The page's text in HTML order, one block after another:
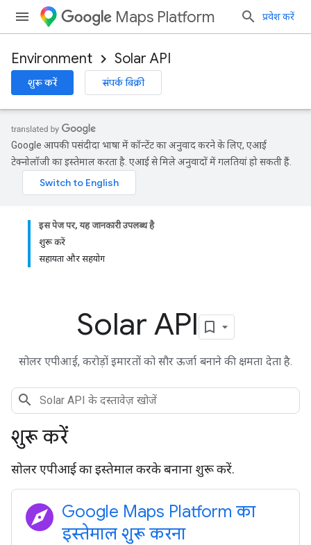
Maps Platform प्रवेश करें
Environment Solar API
शुरू करें संपर्क बिक्री
Google आपकी पसंदीदा भाषा में कॉन्टेंट का अनुवाद करने के लिए, एआई
टेक्नोलॉजी का इस्तेमाल करता है. एआई से मिले अनुवादों में गलतियां हो सकती हैं.
इस पेज पर, यह जानकारी उपलब्ध है
शुरू करें
सहायता और सहयोग
Solar API
सोलर एपीआई, करोड़ों इमारतों को सौर ऊर्जा बनाने की क्षमता देता है.
शुरू करें
सोलर एपीआई का इस्तेमाल करके बनाना शुरू करें.
explore Google Maps Platform का
इस्तेमाल शुरू करना